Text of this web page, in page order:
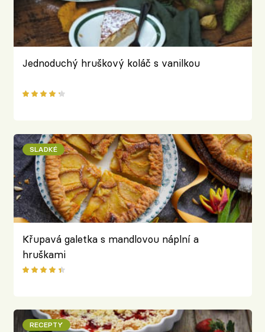
Jednoduchý hruškový koláč s vanilkou
SLADKÉ
Křupavá galetka s mandlovou náplní a
hruškami
RECEPTY